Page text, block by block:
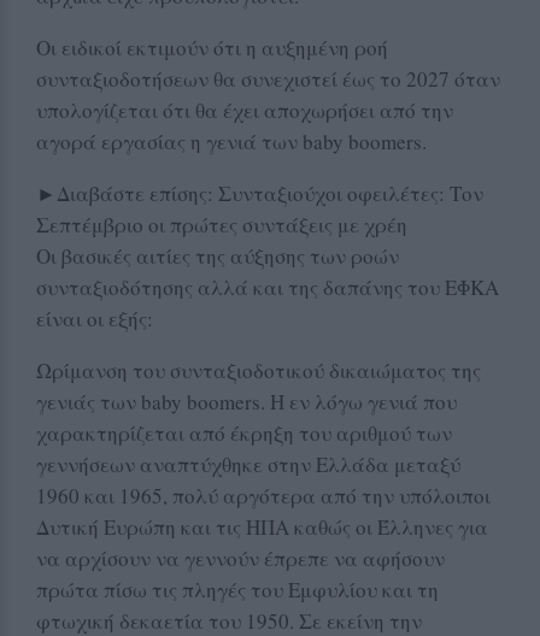
Οι ειδικοί εκτιμούν ότι η αυξημένη ροή
συνταξιοδοτήσεων θα συνεχιστεί έως το 2027 όταν
υπολογίζεται ότι θα έχει αποχωρήσει από την
αγορά εργασίας η γενιά των baby boomers.
►Διαβάστε επίσης: Συνταξιούχοι οφειλέτες: Τον
Σεπτέμβριο οι πρώτες συντάξεις με χρέη
Οι βασικές αιτίες της αύξησης των ροών
συνταξιοδότησης αλλά και της δαπάνης του ΕΦΚΑ
είναι οι εξής:
Ωρίμανση του συνταξιοδοτικού δικαιώματος της
γενιάς των baby boomers. Η εν λόγω γενιά που
χαρακτηρίζεται από έκρηξη του αριθμού των
γεννήσεων αναπτύχθηκε στην Ελλάδα μεταξύ
1960 και 1965, πολύ αργότερα από την υπόλοιποι
Δυτική Ευρώπη και τις ΗΠΑ καθώς οι Έλληνες για
να αρχίσουν να γεννούν έπρεπε να αφήσουν
πρώτα πίσω τις πληγές του Εμφυλίου και τη
φτωχική δεκαετία του 1950. Σε εκείνη την